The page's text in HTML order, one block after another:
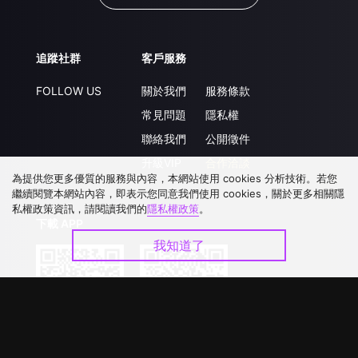
追蹤社群
FOLLOW US
客戶服務
關於我們
常見問題
聯絡我們
服務條款
隱私權
公開徵件
為提供您更多優質的服務與內容，本網站使用 cookies 分析技術。若您
繼續閱覽本網站內容，即表示您同意我們使用 cookies，關於更多相關隱
私權政策資訊，請閱讀我們的隱私權政策。
我知道了